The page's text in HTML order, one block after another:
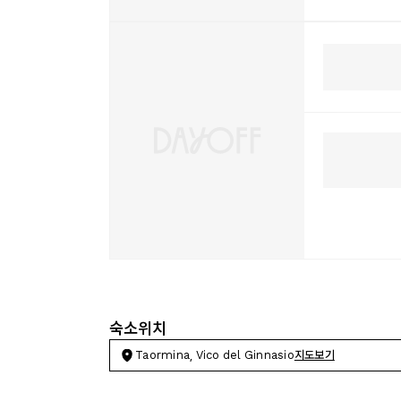
숙소위치
Taormina, Vico del Ginnasio지도보기